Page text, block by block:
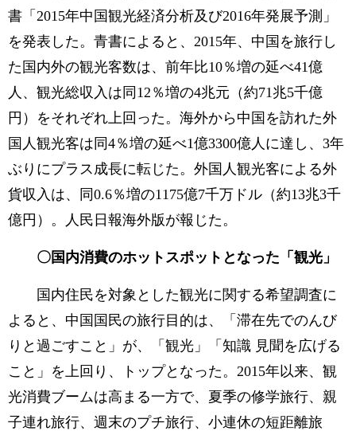
書「2015年中国観光経済分析及び2016年発展予測」
を発表した。青書によると、2015年、中国を旅行し
た国内外の観光客数は、前年比10％増の延べ41億
人、観光総収入は同12％増の4兆元（約71兆5千億
円）をそれぞれ上回った。海外から中国を訪れた外
国人観光客は同4％増の延べ1億3300億人に達し、3年
ぶりにプラス成長に転じた。外国人観光客による外
貨収入は、同0.6％増の1175億7千万ドル（約13兆3千
億円）。人民日報海外版が報じた。
〇国内消費のホットスポットとなった「観光」
国内住民を対象とした観光に関する希望調査に
よると、中国国民の旅行目的は、「滞在先でのんび
りと過ごすこと」が、「観光」「知識 見聞を広げる
こと」を上回り、トップとなった。2015年以来、観
光消費ブームは高まる一方で、夏季の修学旅行、親
子連れ旅行、週末のプチ旅行、小連休の短距離旅